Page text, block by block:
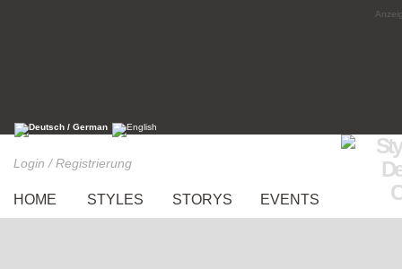
Login / Registrierung
HOME STYLES STORYS EVENTS